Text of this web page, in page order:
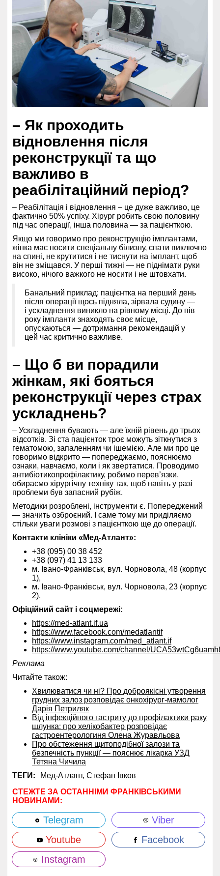
– Як проходить
відновлення після
реконструкції та що
важливо в
реабілітаційний період?
– Реабілітація і відновлення – це дуже важливо, це
фактично 50% успіху. Хірург робить свою половину
під час операції, інша половина — за пацієнткою.
Якщо ми говоримо про реконструкцію імплантами,
жінка має носити спеціальну білизну, спати виключно
на спині, не крутитися і не тиснути на імплант, щоб
він не зміщався. У перші тижні — не піднімати руки
високо, нічого важкого не носити і не штовхати.
Банальний приклад: пацієнтка на перший день
після операції щось підняла, зірвала судину —
і ускладнення виникло на рівному місці. До пів
року імпланти знаходять своє місце,
опускаються — дотримання рекомендацій у
цей час критично важливе.
– Що б ви порадили
жінкам, які бояться
реконструкції через страх
ускладнень?
– Ускладнення бувають — але їхній рівень до трьох
відсотків. Зі ста пацієнток троє можуть зіткнутися з
гематомою, запаленням чи ішемією. Але ми про це
говоримо відкрито — попереджаємо, пояснюємо
ознаки, навчаємо, коли і як звертатися. Проводимо
антибіотикопрофілактику, робимо перев’язки,
обираємо хірургічну техніку так, щоб навіть у разі
проблеми був запасний рубіж.
Методики розроблені, інструменти є. Попереджений
— значить озброєний. І саме тому ми приділяємо
стільки уваги розмові з пацієнткою ще до операції.
Контакти клініки «Мед-Атлант»:
+38 (095) 00 38 452
+38 (097) 41 13 133
м. Івано-Франківськ, вул. Чорновола, 48 (корпус
1),
м. Івано-Франківськ, вул. Чорновола, 23 (корпус
2).
Офіційний сайт і соцмережі:
https://med-atlant.if.ua
https://www.facebook.com/medatlantif
https://www.instagram.com/med_atlant.if
https://www.youtube.com/channel/
Реклама
Читайте також:
Хвилюватися чи ні? Про доброякісні утворення
грудних залоз розповідає онкохірург-мамолог
Дарія Петриляк
Від інфекційного гастриту до профілактики раку
шлунка: про хелікобактер розповідає
гастроентерологиня Олена Журавльова
Про обстеження щитоподібної залози та
безпечність пункції — пояснює лікарка УЗД
Тетяна Чичила
ТЕГИ:
Мед-Атлант, Стефан Івков
СТЕЖТЕ ЗА ОСТАННІМИ ФРАНКІВСЬКИМИ
НОВИНАМИ:
Telegram
Viber
Youtube
Facebook
Instagram